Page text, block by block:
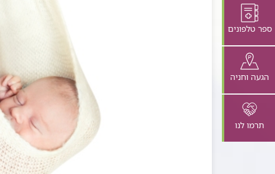
ספר טלפונים
הגעה וחניה
תרמו לנו